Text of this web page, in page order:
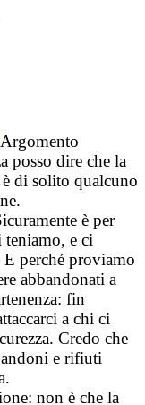
Argomento
posso dire che la
di solito qualcuno
è per
teniamo, e ci
E perché proviamo
abbandonati a
fin
a chi ci
Credo che
e rifiuti
non è che la